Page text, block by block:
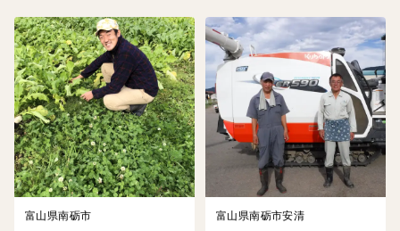
加工に力を入れてきましたが、
2021年より「高志の賜物」と
いう野菜ブランドを立ち上げま
した。 富山の地から世界水準の
野菜を実現したいという思いの
もと新たな挑戦を始めていま
す。
お米から生まれる加工品、日本
酒等、日本の主食であるお米の
価値と可能性を生かした事業を
展開しています。
富山県南砺市 富山県南砺市安清